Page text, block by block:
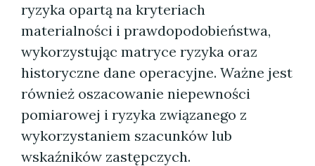
ryzyka opartą na kryteriach
materialności i prawdopodobieństwa,
wykorzystując matryce ryzyka oraz
historyczne dane operacyjne. Ważne jest
również oszacowanie niepewności
pomiarowej i ryzyka związanego z
wykorzystaniem szacunków lub
wskaźników zastępczych.